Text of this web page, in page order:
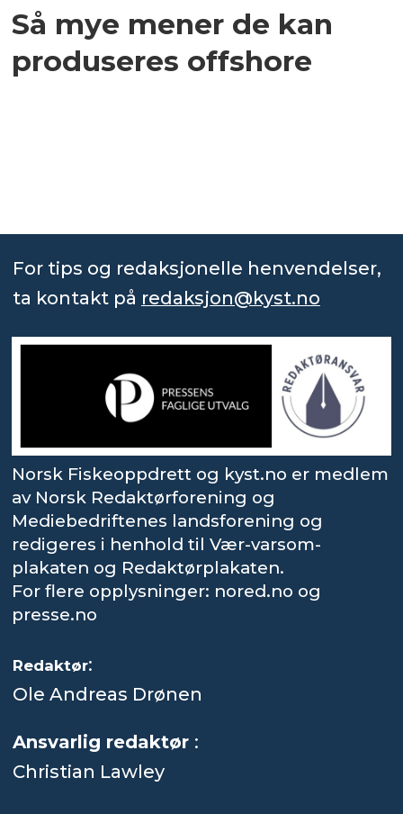
Så mye mener de kan
produseres offshore
For tips og redaksjonelle henvendelser,
ta kontakt på redaksjon@kyst.no
Norsk Fiskeoppdrett og kyst.no er medlem
av Norsk Redaktørforening og
Mediebedriftenes landsforening og
redigeres i henhold til Vær-varsom-
plakaten og Redaktørplakaten.
For flere opplysninger: nored.no og
presse.no
Redaktør:
Ole Andreas Drønen
Ansvarlig redaktør :
Christian Lawley